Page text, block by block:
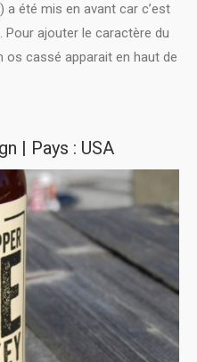
a été mis en avant car c’est
Pour ajouter le caractère du
os cassé apparait en haut de
| Pays : USA